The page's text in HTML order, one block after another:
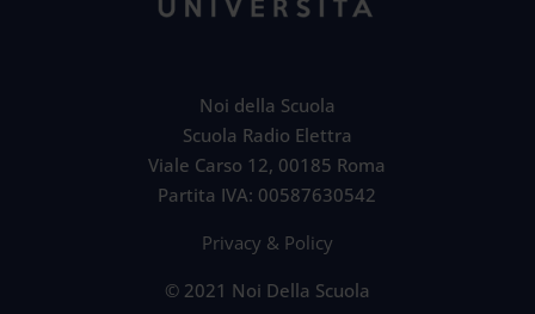
Noi della Scuola
Scuola Radio Elettra
Viale Carso 12, 00185 Roma
Partita IVA: 00587630542
Privacy & Policy
© 2021 Noi Della Scuola